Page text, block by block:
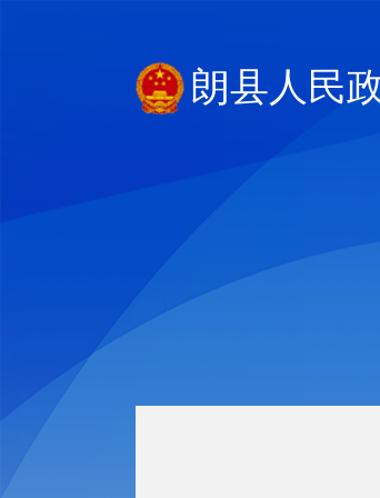
朗县人民